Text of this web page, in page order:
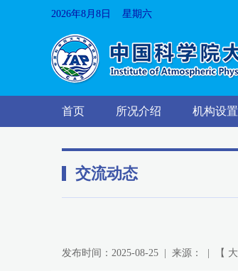
2026年8月8日 星期六
首页 所况介绍 机构设置
交流动态
发布时间：2025-08-25 | 来源： | 【 大